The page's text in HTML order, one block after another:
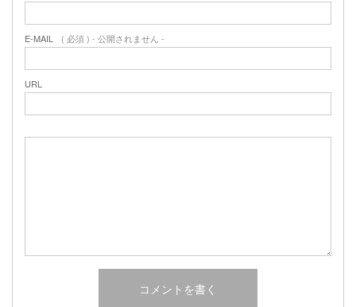
E-MAIL ( 必須 ) - 公開されません -
URL